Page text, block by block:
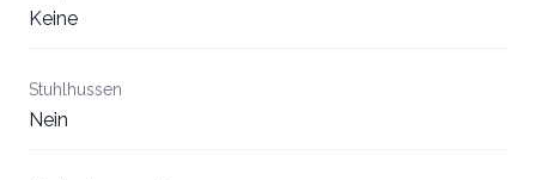
Keine
Stuhlhussen
Nein